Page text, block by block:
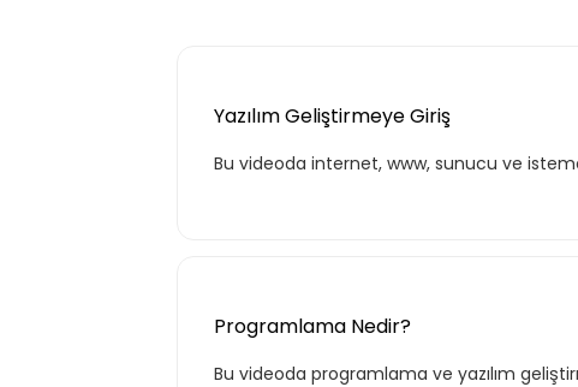
Yazılım Geliştirmeye Giriş
Bu videoda internet, www, sunucu ve
Programlama Nedir?
Bu videoda programlama ve yazılım